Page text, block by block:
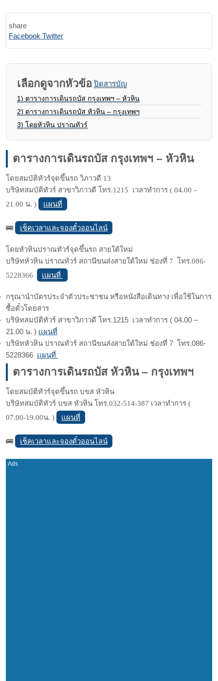
share
Facebook TwitterPrint
Share
เลือกดูจากหัวข้อ ปิดสารบัญ
1) ตารางการเดินรถบัส กรุงเทพฯ – หัวหิน
2) ตารางการเดินรถบัส หัวหิน – กรุงเทพฯ
3) โดยหัวหิน ปราณทัวร์
ตารางการเดินรถบัส กรุงเทพฯ – หัวหิน
โดยสมบัติทัวร์จุดขึ้นรถ วิภาวดี 13
บริษัทสมบัติทัวร์ สาขาวิภาวดี โทร.1215 เวลาทำการ ( 04.00 –
21.00 น. )
เเผนที่
🚌 เช็คเวลาและจองตั๋วออนไลน์
โดยหัวหินปราณทัวร์จุดขึ้นรถ สายใต้ใหม่
บริษัทหัวหิน ปราณทัวร์ สถานีขนส่งสายใต้ใหม่ ช่องที่ 7 โทร.086-
5228366
เเผนที่
กรุณานำบัตรประจำตัวประชาชน หรือหนังสือเดินทาง เพื่อใช้ในการ
ซื้อตั๋วโดยสาร
บริษัทสมบัติทัวร์ สาขาวิภาวดี โทร.1215 เวลาทำการ ( 04.00 –
21.00 น. ) เเผนที่
บริษัทหัวหิน ปราณทัวร์ สถานีขนส่งสายใต้ใหม่ ช่องที่ 7 โทร.086-
5228366 เเผนที่
ตารางการเดินรถบัส หัวหิน – กรุงเทพฯ
โดยสมบัติทัวร์จุดขึ้นรถ บขส หัวหิน
บริษัทสมบัติทัวร์ บขส หัวหิน โทร.032-514-387 เวลาทำการ (
07.00-19.00น. )
เเผนที่
🚌 เช็คเวลาและจองตั๋วออนไลน์